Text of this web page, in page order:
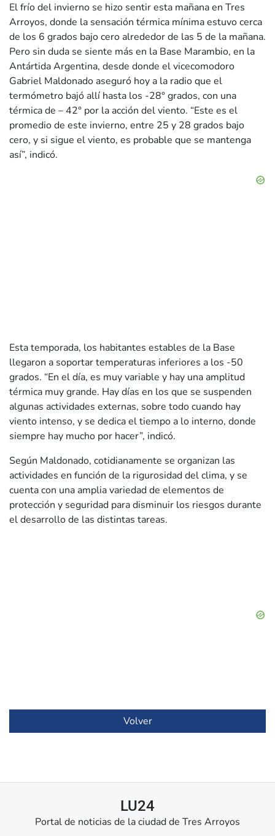
El frío del invierno se hizo sentir esta mañana en Tres
Arroyos, donde la sensación térmica mínima estuvo cerca
de los 6 grados bajo cero alrededor de las 5 de la mañana.
Pero sin duda se siente más en la Base Marambio, en la
Antártida Argentina, desde donde el vicecomodoro
Gabriel Maldonado aseguró hoy a la radio que el
termómetro bajó allí hasta los -28° grados, con una
térmica de – 42° por la acción del viento. “Este es el
promedio de este invierno, entre 25 y 28 grados bajo
cero, y si sigue el viento, es probable que se mantenga
así”, indicó.
Esta temporada, los habitantes estables de la Base
llegaron a soportar temperaturas inferiores a los -50
grados. “En el día, es muy variable y hay una amplitud
térmica muy grande. Hay días en los que se suspenden
algunas actividades externas, sobre todo cuando hay
viento intenso, y se dedica el tiempo a lo interno, donde
siempre hay mucho por hacer”, indicó.
Según Maldonado, cotidianamente se organizan las
actividades en función de la rigurosidad del clima, y se
cuenta con una amplia variedad de elementos de
protección y seguridad para disminuir los riesgos durante
el desarrollo de las distintas tareas.
Volver
LU24
Portal de noticias de la ciudad de Tres Arroyos